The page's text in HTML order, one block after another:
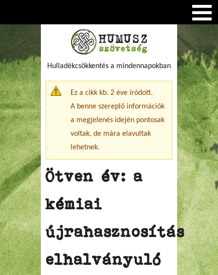
Hulladékcsökkentés a mindennapokban
Figyelmeztető üzenet
Ez a cikk kb. 2 éve íródott.
A benne szereplő információk
a megjelenés idején pontosak
voltak, de mára elavultak
lehetnek.
Ötven év: a
kémiai
újrahasznosítás
elhalványuló